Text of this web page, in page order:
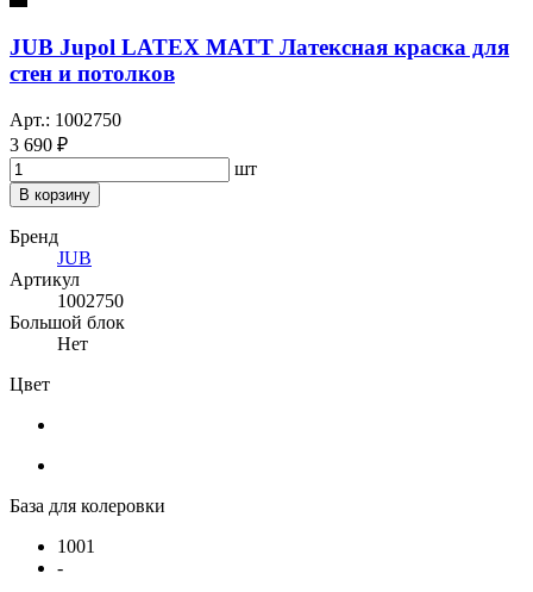
JUB Jupol LATEX MATT Латексная краска для
стен и потолков
Арт.: 1002750
3 690 ₽
шт
В корзину
Бренд
JUB
Артикул
1002750
Большой блок
Нет
Цвет
База для колеровки
1001
-